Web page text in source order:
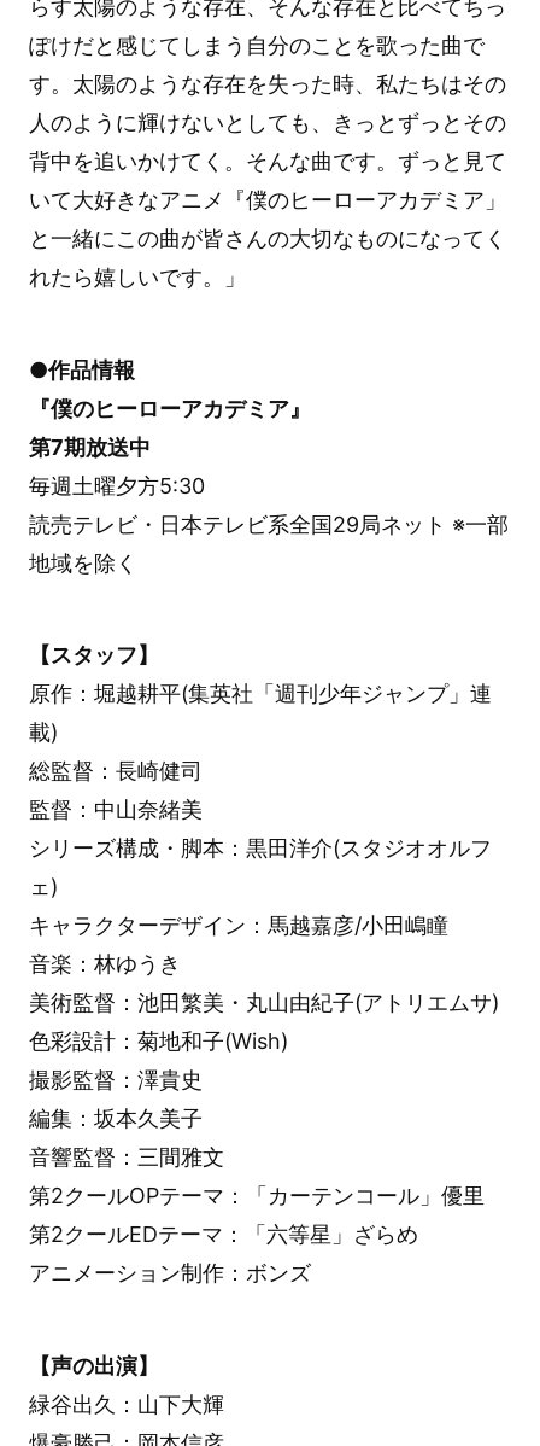
らす太陽のような存在、そんな存在と比べてちっ
ぽけだと感じてしまう自分のことを歌った曲で
す。太陽のような存在を失った時、私たちはその
人のように輝けないとしても、きっとずっとその
背中を追いかけてく。そんな曲です。ずっと見て
いて大好きなアニメ『僕のヒーローアカデミア」
と一緒にこの曲が皆さんの大切なものになってく
れたら嬉しいです。」
●作品情報
『僕のヒーローアカデミア』
第7期放送中
毎週土曜夕方5:30
読売テレビ・日本テレビ系全国29局ネット ※一部
地域を除く
【スタッフ】
原作：堀越耕平(集英社「週刊少年ジャンプ」連
載)
総監督：長崎健司
監督：中山奈緒美
シリーズ構成・脚本：黒田洋介(スタジオオルフ
ェ)
キャラクターデザイン：馬越嘉彦/小田嶋瞳
音楽：林ゆうき
美術監督：池田繁美・丸山由紀子(アトリエムサ)
色彩設計：菊地和子(Wish)
撮影監督：澤貴史
編集：坂本久美子
音響監督：三間雅文
第2クールOPテーマ：「カーテンコール」優里
第2クールEDテーマ：「六等星」ざらめ
アニメーション制作：ボンズ
【声の出演】
緑谷出久：山下大輝